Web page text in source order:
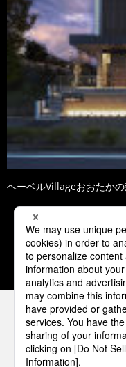
ヘーベルVillageおおたか
1 2
パナソニック